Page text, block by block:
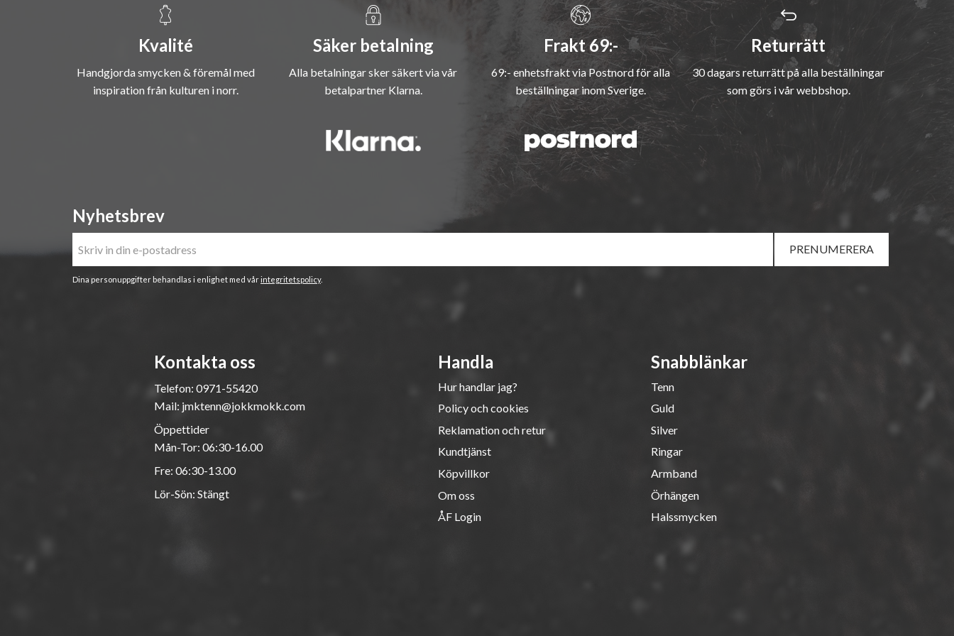
Kvalité
Handgjorda smycken & föremål med
inspiration från kulturen i norr.
Säker betalning
Alla betalningar sker säkert via vår
betalpartner Klarna.
Frakt 69:-
69:- enhetsfrakt via Postnord för alla
beställningar inom Sverige.
Returrätt
30 dagars returrätt på alla beställningar
som görs i vår webbshop.
Nyhetsbrev
PRENUMERERA
Dina personuppgifter behandlas i enlighet med vårintegritetspolicy.
Kontakta oss
Telefon: 0971-55420
Mail: jmktenn@jokkmokk.com
Öppettider
Mån-Tor: 06:30-16.00
Fre: 06:30-13.00
Lör-Sön: Stängt
Handla
Hur handlar jag?
Policy och cookies
Reklamation och retur
Kundtjänst
Köpvillkor
Om oss
ÅF Login
Snabblänkar
Tenn
Guld
Silver
Ringar
Armband
Örhängen
Halssmycken